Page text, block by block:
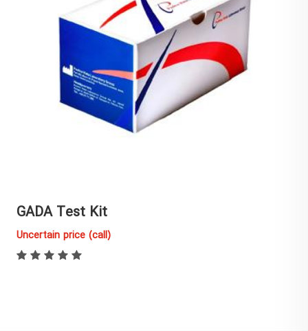
IA-2A Test Kit
Uncertain price (call)